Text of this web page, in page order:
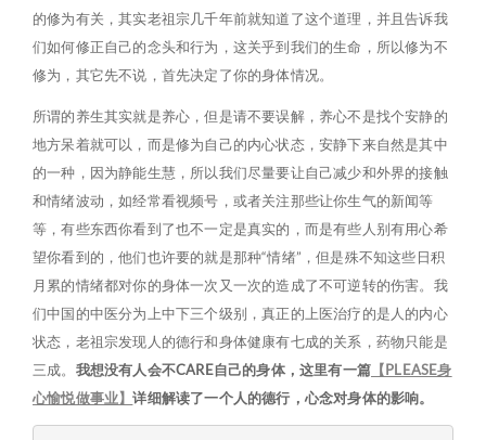
的修为有关，其实老祖宗几千年前就知道了这个道理，并且告诉我
们如何修正自己的念头和行为，这关乎到我们的生命，所以修为不
修为，其它先不说，首先决定了你的身体情况。
所谓的养生其实就是养心，但是请不要误解，养心不是找个安静的
地方呆着就可以，而是修为自己的内心状态，安静下来自然是其中
的一种，因为静能生慧，所以我们尽量要让自己减少和外界的接触
和情绪波动，如经常看视频号，或者关注那些让你生气的新闻等
等，有些东西你看到了也不一定是真实的，而是有些人别有用心希
望你看到的，他们也许要的就是那种“情绪”，但是殊不知这些日积
月累的情绪都对你的身体一次又一次的造成了不可逆转的伤害。我
们中国的中医分为上中下三个级别，真正的上医治疗的是人的内心
状态，老祖宗发现人的德行和身体健康有七成的关系，药物只能是
三成。 我想没有人会不CARE自己的身体，这里有一篇 【PLEASE身
心愉悦做事业】详细解读了一个人的德行，心念对身体的影响。